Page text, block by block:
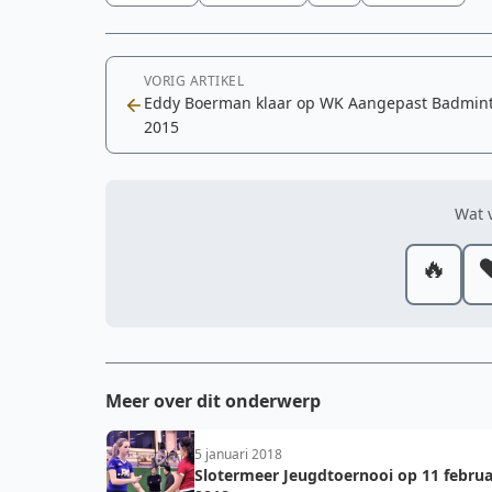
VORIG ARTIKEL
Eddy Boerman klaar op WK Aangepast
2015
Wat
🔥
Meer over dit onderwerp
5 januari 2018
Slotermeer Jeugdtoernooi op 11